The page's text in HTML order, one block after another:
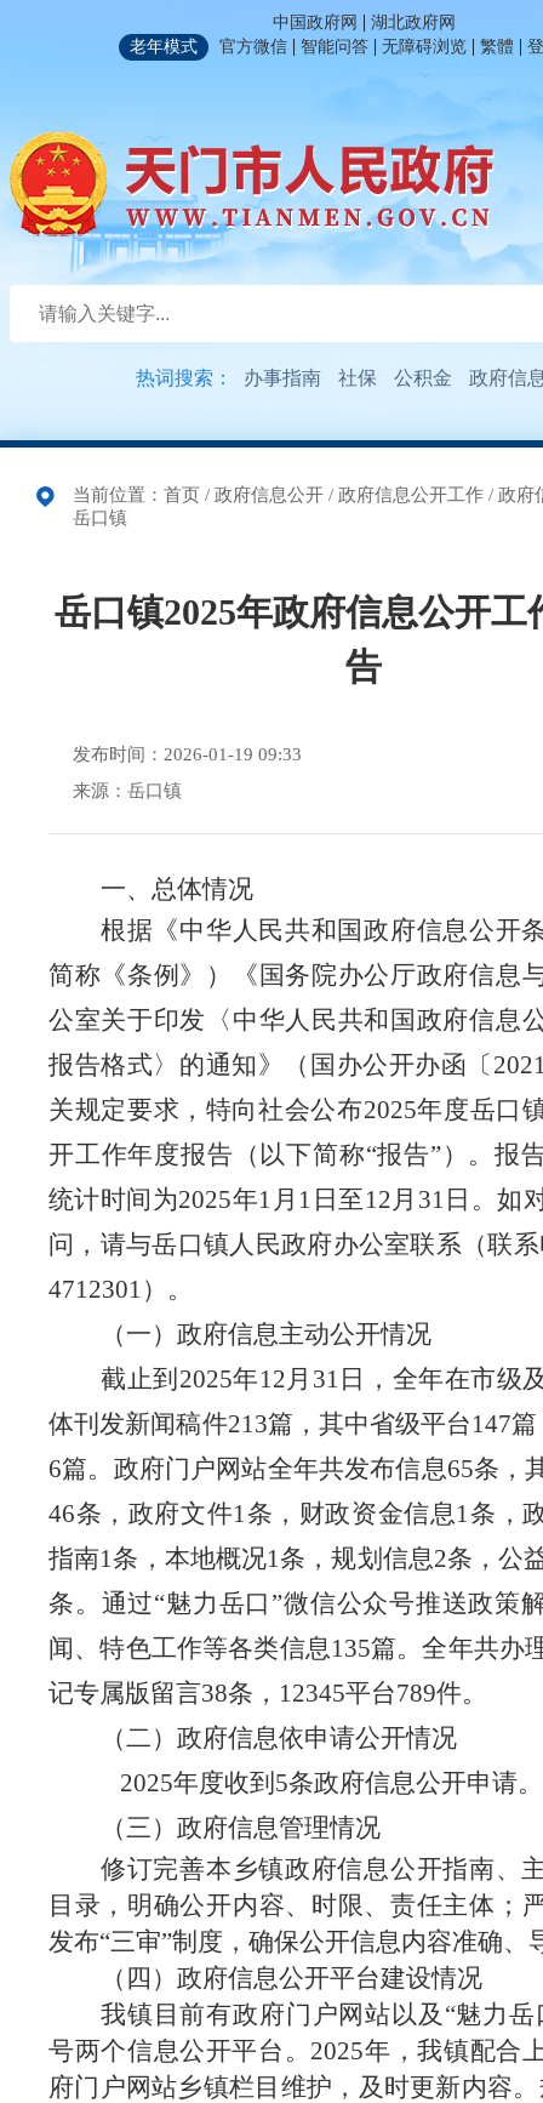
中国政府网 | 湖北政府网
老年模式
官方微信 | 智能问答 | 无障碍浏览 | 繁體 |
热词搜索： 办事指南 社保 公积金 政府信
当前位置： 首页 / 政府信息公开 / 政府信息公开工作 / 政府
岳口镇
岳口镇2025年政府信息公开工
告
发布时间：2026-01-19 09:33
来源：岳口镇
一、总体情况
根据《中华人民共和国政府信息公开
简称《条例》）《国务院办公厅政府信息
公室关于印发〈中华人民共和国政府信息
报告格式〉的通知》（国办公开办函〔
关规定要求，特向社会公布2025年度岳口
开工作年度报告（以下简称“报告”）。报
统计时间为2025年1月1日至12月31日。如
问，请与岳口镇人民政府办公室联系（联
4712301）。
（一）政府信息主动公开情况
截止到 2025年12月31日， 全年在市级
体刊发新闻稿件213篇 ，其中省级平台147篇
6篇。政府门户网站全年共发布信息65条，
46条 ， 政府文件1条 ， 财政资金信息1条 ，
指南1条 ，本地概况1条，规划信息2条 ，公
条。通过“魅力岳口”微信公众号推送政策
闻、特色工作等各类信息135篇。全年共办
记专属版留言38条， 12345平台789件。
（二）政府信息依申请公开情况
2025年度收到 5条政府信息公开申请。
（三） 政府信息管理情况
修订完善本乡镇政府信息公开指南、
目录，明确公开内容、时限、责任主体；
发布“三审”制度，确保公开信息内容准确、
（四）政府信息公开平台建设情况
我镇目前有政府门户网站以及 “魅力
号两个信息公开平台。2025年，我镇配合
府门户网站乡镇栏目维护，及时更新内容